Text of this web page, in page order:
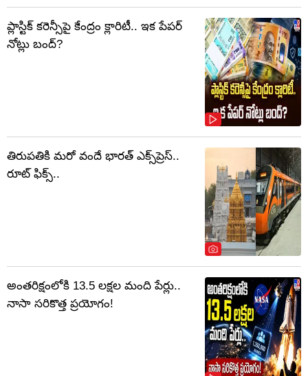
ప్లాస్టిక్‌ కరెన్సీపై కేంద్రం క్లారిటీ.. ఇక పేపర్‌
నోట్లు బంద్‌?
తిరుపతికి మరో వందే భారత్ ఎక్స్‌ప్రెస్..
రూట్ ఫిక్స్..
అంతరిక్షంలోకి 13.5 లక్షల మంది పేర్లు..
నాసా సరికొత్త ప్రయోగం!